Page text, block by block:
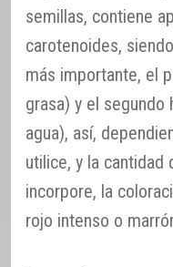
semillas, contiene
carotenoides,
más importante, el
grasa) y el segundo
agua), así,
utilice, y la cantidad
incorpore, la
rojo intenso o